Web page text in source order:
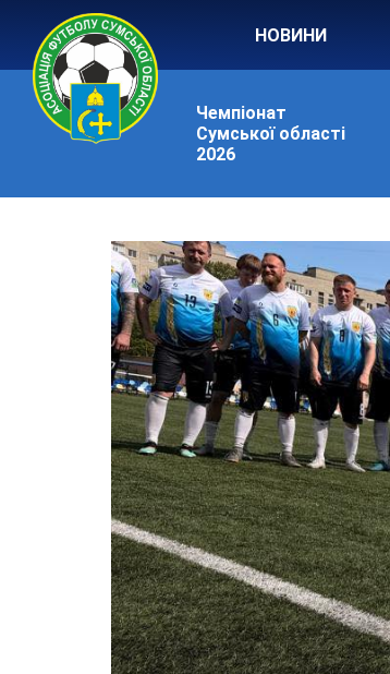
НОВИНИ
Чемпіонат
Сумської області
2026